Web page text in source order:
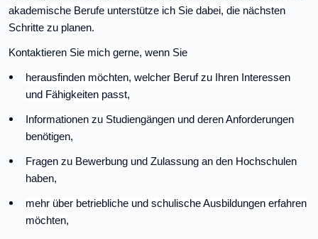
akademische Berufe unterstütze ich Sie dabei, die nächsten
Schritte zu planen.
Kontaktieren Sie mich gerne, wenn Sie
herausfinden möchten, welcher Beruf zu Ihren Interessen
und Fähigkeiten passt,
Informationen zu Studiengängen und deren Anforderungen
benötigen,
Fragen zu Bewerbung und Zulassung an den Hochschulen
haben,
mehr über betriebliche und schulische Ausbildungen erfahren
möchten,